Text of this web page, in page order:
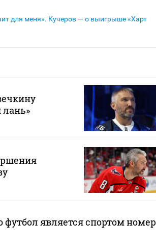
для меня». Кучеров — о выигрыше «Харт
лань»
является спортом номер